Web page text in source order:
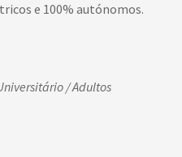
e 100% autónomos.
/ Adultos